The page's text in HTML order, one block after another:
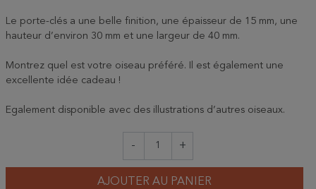
Le porte-clés a une belle finition, une épaisseur de 15 mm, une
hauteur d’environ 30 mm et une largeur de 40 mm.
Montrez quel est votre oiseau préféré. Il est également une
excellente idée cadeau !
Egalement disponible avec des illustrations d’autres oiseaux.
- +
AJOUTER AU PANIER